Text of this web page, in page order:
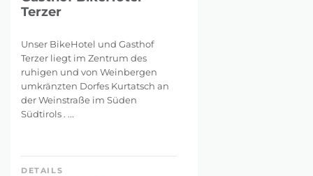
Terzer
Unser BikeHotel und Gasthof
Terzer liegt im Zentrum des
ruhigen und von Weinbergen
umkränzten Dorfes Kurtatsch an
der Weinstraße im Süden
Südtirols . ...
DETAILS